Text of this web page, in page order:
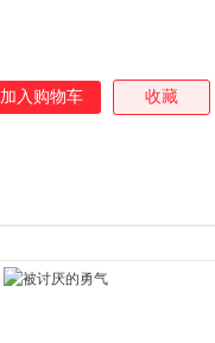
加入购物车 收藏